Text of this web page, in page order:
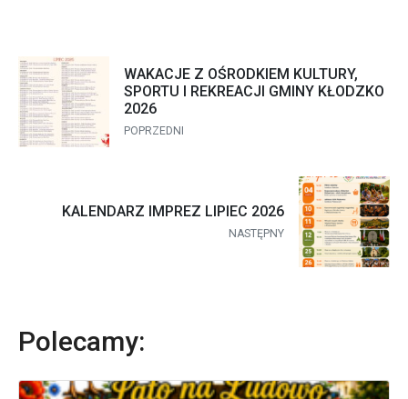
WAKACJE Z OŚRODKIEM KULTURY,
SPORTU I REKREACJI GMINY KŁODZKO
2026
POPRZEDNI
KALENDARZ IMPREZ LIPIEC 2026
NASTĘPNY
Polecamy: